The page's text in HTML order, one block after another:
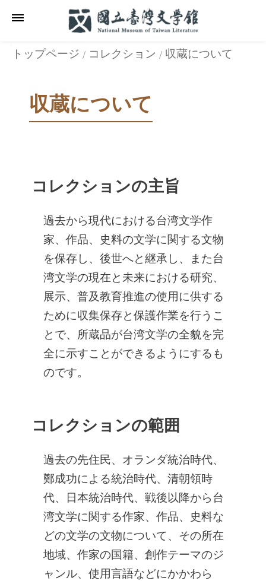
メインのコンテンツブロックにジャンプします
:::
トップページ
コレクション 収蔵について
収蔵について
コレクションの主旨
過去から現代における台湾文学作
家、作品、史料の文学に関する文物
を保存し、後世へと継承し、また台
湾文学の現在と未来における研究、
展示、普及教育推進の使用に供する
ために収集保存と保護作業を行うこ
とで、所蔵品が台湾文学の全貌を完
全に示すことができるようにするも
のです。
コレクションの範囲
過去の先住民、オランダ統治時代、
鄭成功による統治時代、清朝領時
代、日本統治時代、戦後以降から台
湾文学に関する作家、作品、史料な
どの文学の文物について、その所在
地域、作家の国籍、創作テーマのジ
ャンル、使用言語などにかかわら